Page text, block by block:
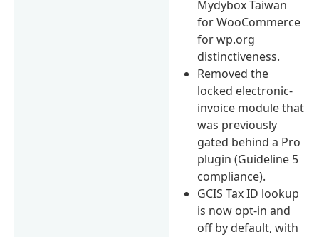
Mydybox Taiwan
for WooCommerce
for wp.org
distinctiveness.
Removed the
locked electronic-
invoice module that
was previously
gated behind a Pro
plugin (Guideline 5
compliance).
GCIS Tax ID lookup
is now opt-in and
off by default, with